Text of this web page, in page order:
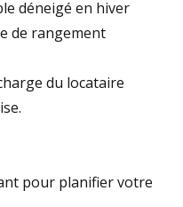
déneigé en hiver
de rangement
du locataire
pour planifier votre